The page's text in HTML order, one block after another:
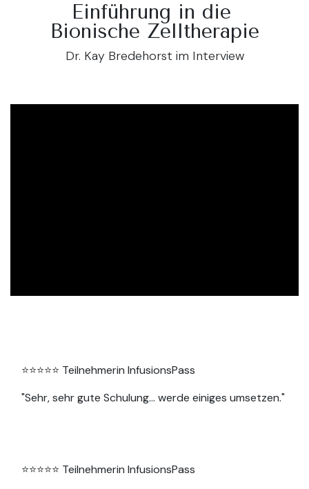
Einführung in die
Bionische Zelltherapie
Dr. Kay Bredehorst im Interview
⭐⭐⭐⭐⭐ Teilnehmerin InfusionsPass
"Sehr, sehr gute Schulung… werde einiges umsetzen."
⭐⭐⭐⭐⭐ Teilnehmerin InfusionsPass